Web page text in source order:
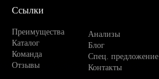
Ссылки
Преимущества
Каталог
Команда
Отзывы
Анализы
Блог
Спец. предложение
Контакты